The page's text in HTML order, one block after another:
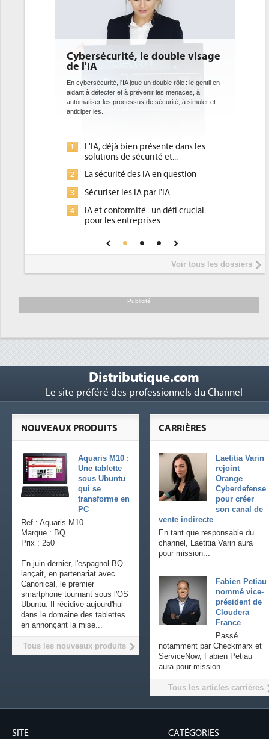
Cybersécurité, le double visage
En cybersécurité, l'IA joue un double rôle : le gentil en
aidant à détecter et à prévenir les menaces, à
automatiser les processus de sécurité, à simuler et
L'IA, déjà bien présente dans les
solutions de sécurité et...
La sécurité des IA en question
Sécuriser les IA par l'IA
IA et conformité : un défi crucial
pour les entreprises
Une IA de confiance pour une IA
DEE:
ce que recherchent
Phocea DC
Interview
président
soutient
Voir tous les dossiers
Publicité
Distributique.com
Le site préféré des professionnels du Channel
CARRIÈRES
Laetitia Varin
rejoint
Orange
Cyberdefense
pour créer
son canal de
vente indirecte
En tant que responsable du
channel, Laetitia Varin aura
pour mission...
Fabien Petiau
nommé vice-
président de
Cloudera
France
Passé
notamment par Checkmarx et
ServiceNow, Fabien Petiau
aura pour mission...
Tous les articles carrières
NOUVEAUX PRODUITS
Aquaris M10 :
Une tablette
sous Ubuntu
qui se
transforme en
PC
Ref : Aquaris M10
Marque : BQ
Prix : 250
En juin dernier, l'espagnol BQ
lançait, en partenariat avec
Canonical, le premier
smartphone tournant sous l'OS
Ubuntu. Il récidive aujourd'hui
dans le domaine des tablettes
en annonçant la mise...
Tous les nouveaux produits
SITE CATÉGORIES